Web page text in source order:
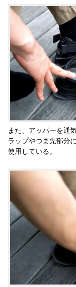
また、アッパーを通
ラップやつま先部分
使用している。